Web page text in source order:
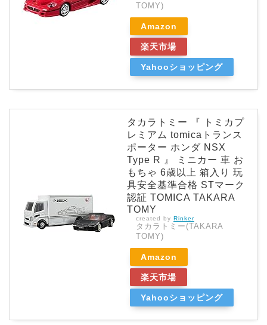
TOMY)
Amazon
楽天市場
Yahooショッピング
タカラトミー 『 トミカプ
レミアム tomicaトランス
ポーター ホンダ NSX
Type R 』 ミニカー 車 お
もちゃ 6歳以上 箱入り 玩
具安全基準合格 STマーク
認証 TOMICA TAKARA
TOMY
created by Rinker
タカラトミー(TAKARA
TOMY)
Amazon
楽天市場
Yahooショッピング